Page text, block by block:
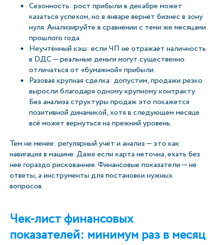
Сезонность: рост прибыли в декабре может
казаться успехом, но в январе вернёт бизнес в зону
нуля. Анализируйте в сравнении с теми же месяцами
прошлого года.
Неучтённый кэш: если ЧП не отражает наличность
в DДС — реальные деньги могут существенно
отличаться от «бумажной» прибыли.
Разовая крупная сделка: допустим, продажи резко
выросли благодаря одному крупному контракту.
Без анализа структуры продаж это покажется
позитивной динамикой, хотя в следующем месяце
всё может вернуться на прежний уровень.
Тем не менее: регулярный учёт и анализ — это как
навигация в машине. Даже если карта неточна, ехать без
неё гораздо рискованнее. Финансовые показатели — не
ответы, а инструменты для постановки нужных
вопросов.
Чек-лист финансовых
показателей: минимум раз в месяц